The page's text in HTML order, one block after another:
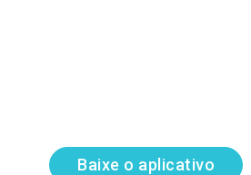
Baixe o aplicativo